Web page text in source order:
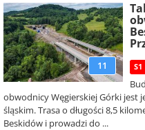
11 S1
obwodnicy Węgierskiej Górki jest
śląskim. Trasa o długości 8,5
Beskidów i prowadzi do ...